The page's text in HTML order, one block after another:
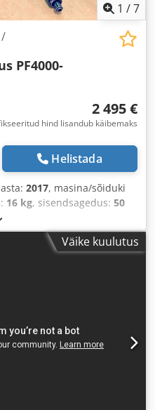
1 /7
PF4000-
2 495 €
hind lisandub käibemaks
Helistada
2017, masina/sõiduki
16 kg, sisendsagedus: 50
Väike kuulutus